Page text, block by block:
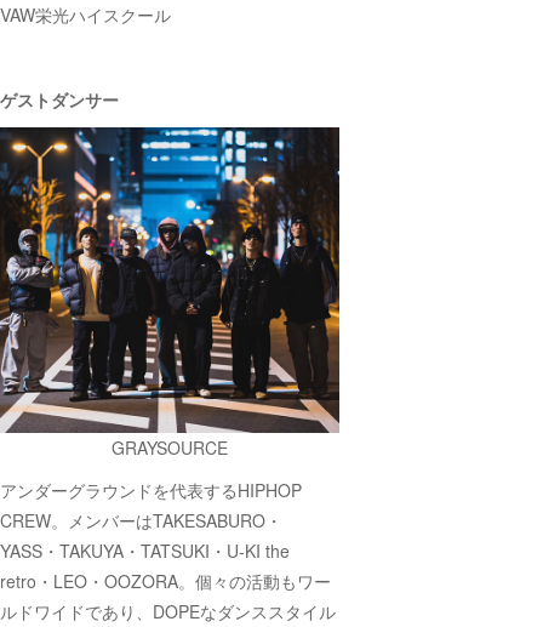
VAW栄光ハイスクール
ゲストダンサー
GRAYSOURCE
アンダーグラウンドを代表するHIPHOP
CREW。メンバーはTAKESABURO・
YASS・TAKUYA・TATSUKI・U-KI the
retro・LEO・OOZORA。個々の活動もワー
ルドワイドであり、DOPEなダンススタイル